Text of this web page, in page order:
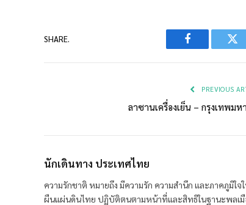
SHARE.
Facebook
PREVIOUS
ลาซานเครื่องเย็น – กรุงเทพมห
นักเดินทาง ประเทศไทย
ความรักชาติ หมายถึง มีความรัก ความสำนึก และภาคภูมิ
ผืนแผ่นดินไทย ปฏิบัติตนตามหน้าที่และสิทธิในฐานะพลเมื